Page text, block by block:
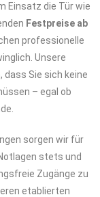
Einsatz die Tür wie
Festpreise ab
professionelle
Unsere
dass Sie sich keine
– egal ob
sorgen wir für
stets und
Zugänge zu
etablierten